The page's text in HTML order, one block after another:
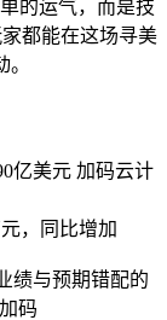
的运气，而是技
都能在这场寻美
亿美元 加码云计
，同比增加
绩与预期错配的
码